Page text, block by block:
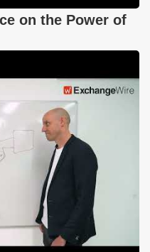
on the Power of